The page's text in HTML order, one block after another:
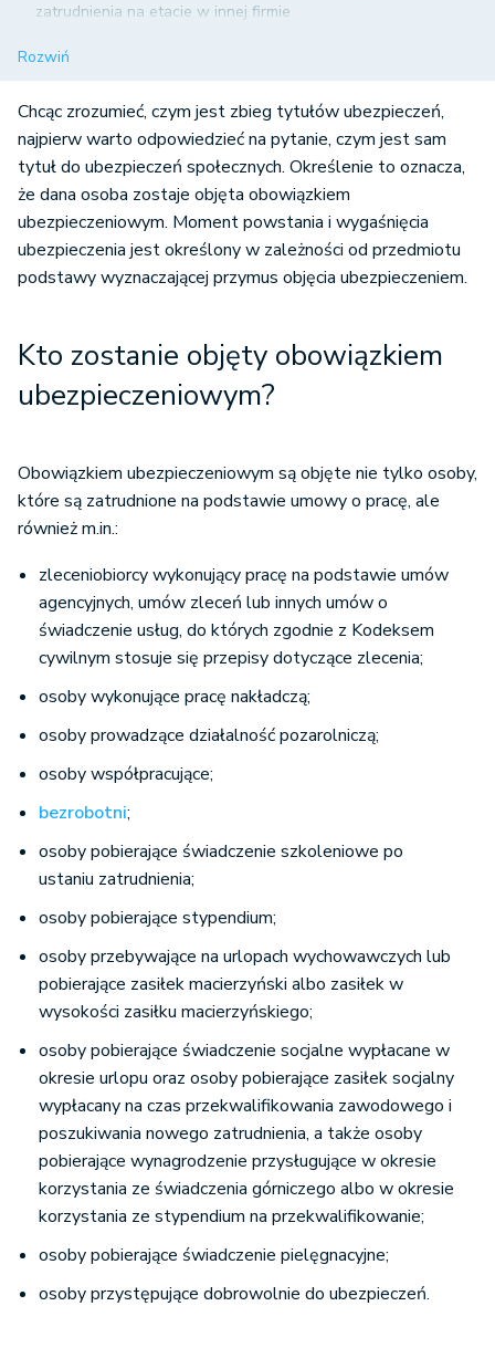
zatrudnienia na etacie w innej firmie
Kilka umów zleceń a zbieg tytułów ubezpieczeń
Podpisanie umowy zlecenia ze swoim obecnym pracodawcą, z
którym jesteśmy związani stosunkiem pracy
Zbieg tytułu ubezpieczenia – podsumowanie
Rozwiń
Chcąc zrozumieć, czym jest zbieg tytułów ubezpieczeń,
najpierw warto odpowiedzieć na pytanie, czym jest sam
tytuł do ubezpieczeń społecznych. Określenie to oznacza,
że dana osoba zostaje objęta obowiązkiem
ubezpieczeniowym. Moment powstania i wygaśnięcia
ubezpieczenia jest określony w zależności od przedmiotu
podstawy wyznaczającej przymus objęcia ubezpieczeniem.
Kto zostanie objęty obowiązkiem
ubezpieczeniowym?
Obowiązkiem ubezpieczeniowym są objęte nie tylko osoby,
które są zatrudnione na podstawie umowy o pracę, ale
również m.in.:
zleceniobiorcy wykonujący pracę na podstawie umów
agencyjnych, umów zleceń lub innych umów o
świadczenie usług, do których zgodnie z Kodeksem
cywilnym stosuje się przepisy dotyczące zlecenia;
osoby wykonujące pracę nakładczą;
osoby prowadzące działalność pozarolniczą;
osoby współpracujące;
bezrobotni;
osoby pobierające świadczenie szkoleniowe po
ustaniu zatrudnienia;
osoby pobierające stypendium;
osoby przebywające na urlopach wychowawczych lub
pobierające zasiłek macierzyński albo zasiłek w
wysokości zasiłku macierzyńskiego;
osoby pobierające świadczenie socjalne wypłacane w
okresie urlopu oraz osoby pobierające zasiłek socjalny
wypłacany na czas przekwalifikowania zawodowego i
poszukiwania nowego zatrudnienia, a także osoby
pobierające wynagrodzenie przysługujące w okresie
korzystania ze świadczenia górniczego albo w okresie
korzystania ze stypendium na przekwalifikowanie;
osoby pobierające świadczenie pielęgnacyjne;
osoby przystępujące dobrowolnie do ubezpieczeń.